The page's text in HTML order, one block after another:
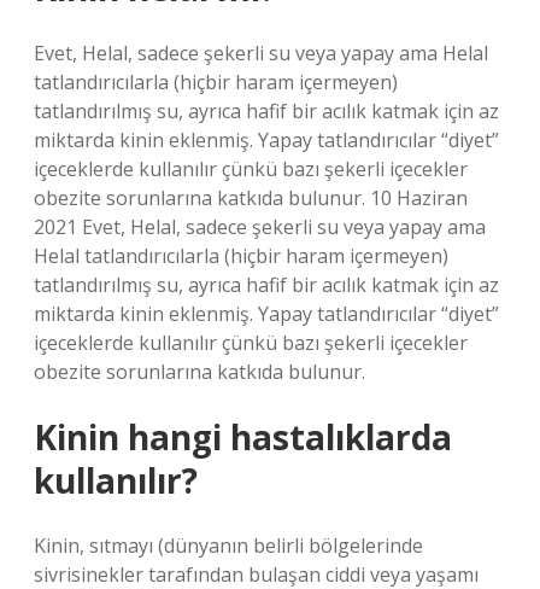
Evet, Helal, sadece şekerli su veya yapay ama Helal
tatlandırıcılarla (hiçbir haram içermeyen)
tatlandırılmış su, ayrıca hafif bir acılık katmak için az
miktarda kinin eklenmiş. Yapay tatlandırıcılar “diyet”
içeceklerde kullanılır çünkü bazı şekerli içecekler
obezite sorunlarına katkıda bulunur. 10 Haziran
2021 Evet, Helal, sadece şekerli su veya yapay ama
Helal tatlandırıcılarla (hiçbir haram içermeyen)
tatlandırılmış su, ayrıca hafif bir acılık katmak için az
miktarda kinin eklenmiş. Yapay tatlandırıcılar “diyet”
içeceklerde kullanılır çünkü bazı şekerli içecekler
obezite sorunlarına katkıda bulunur.
Kinin hangi hastalıklarda
kullanılır?
Kinin, sıtmayı (dünyanın belirli bölgelerinde
sivrisinekler tarafından bulaşan ciddi veya yaşamı